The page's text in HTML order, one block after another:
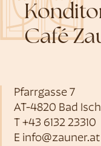
Café
Pfarrgasse 7
AT-4820 Bad
T +43 6132 23310
E info@zauner.at